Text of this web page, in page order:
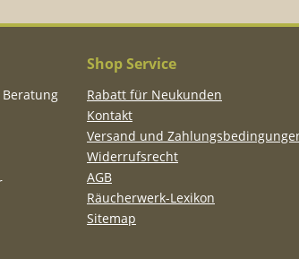
Shop Service
Rabatt für Neukunden
Kontakt
Versand und
Widerrufsrecht
AGB
Räucherwerk-Lexikon
Sitemap